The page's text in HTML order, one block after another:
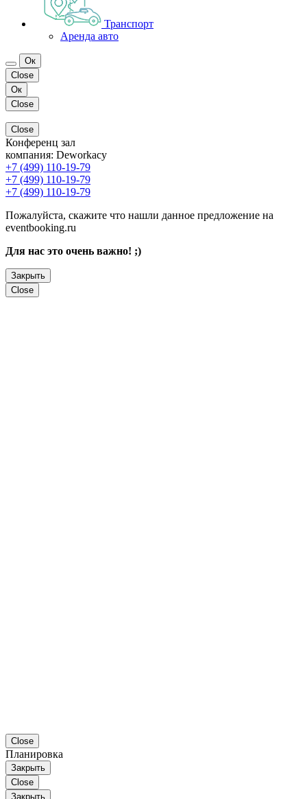
Транспорт
Аренда авто
Ок
Close
Ок
Close
Close
Конференц зал
компания: Deworkacy
+7 (499) 110-19-79
+7 (499) 110-19-79
+7 (499) 110-19-79
Пожалуйста, скажите что нашли данное предложение на
eventbooking.ru
Для нас это очень важно! ;)
Закрыть
Close
Close
Планировка
Закрыть
Close
Закрыть